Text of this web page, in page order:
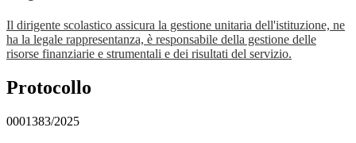
Il dirigente scolastico assicura la gestione unitaria dell'istituzione, ne
ha la legale rappresentanza, è responsabile della gestione delle
risorse finanziarie e strumentali e dei risultati del servizio.
Protocollo
0001383/2025